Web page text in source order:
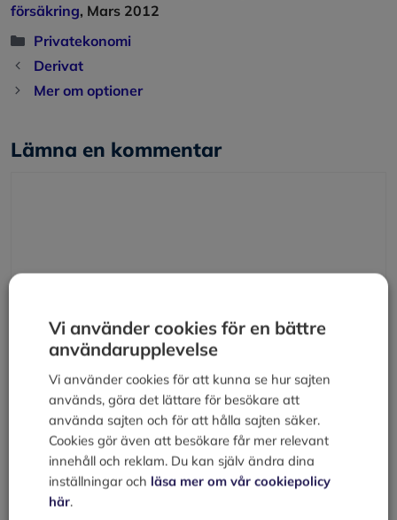
försäkring, Mars 2012
Kategorier
Privatekonomi
Derivat
Mer om optioner
Lämna en kommentar
Webbplats
Vi använder cookies för en bättre
användarupplevelse
Vi använder cookies för att kunna se hur sajten
används, göra det lättare för besökare att
använda sajten och för att hålla sajten säker.
Cookies gör även att besökare får mer relevant
innehåll och reklam. Du kan själv ändra dina
inställningar och läsa mer om vår cookiepolicy
här.